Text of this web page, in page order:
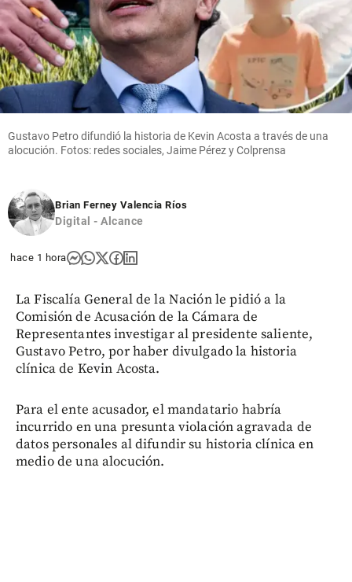
Gustavo Petro difundió la historia de Kevin Acosta a través de una
alocución. Fotos: redes sociales, Jaime Pérez y Colprensa
Brian Ferney Valencia Ríos
Digital - Alcance
hace 1 hora
La Fiscalía General de la Nación le pidió a la
Comisión de Acusación de la Cámara de
Representantes investigar al presidente saliente,
Gustavo Petro, por haber divulgado la historia
clínica de Kevin Acosta.
Para el ente acusador, el mandatario habría
incurrido en una presunta violación agravada de
datos personales al difundir su historia clínica en
medio de una alocución.